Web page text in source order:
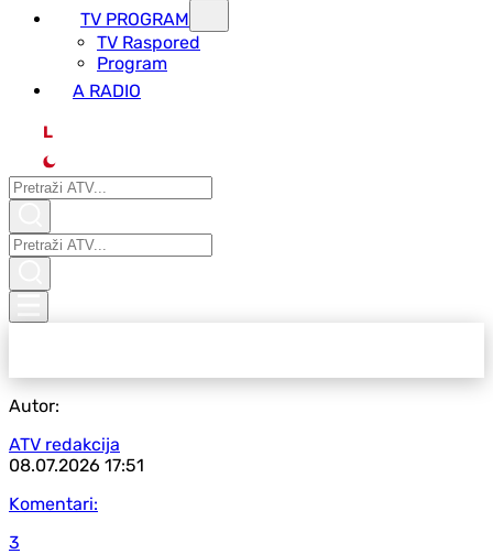
TV PROGRAM
ТV Raspored
Program
A RADIO
L
Autor:
ATV redakcija
08.07.2026 17:51
Komentari:
3